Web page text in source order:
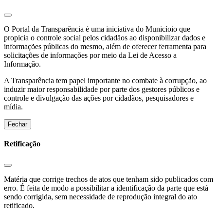
O Portal da Transparência é uma iniciativa do Municíoio que
propicia o controle social pelos cidadãos ao disponibilizar dados e
informações públicas do mesmo, além de oferecer ferramenta para
solicitações de informações por meio da Lei de Acesso a
Informação.
A Transparência tem papel importante no combate à corrupção, ao
induzir maior responsabilidade por parte dos gestores públicos e
controle e divulgação das ações por cidadãos, pesquisadores e
mídia.
Fechar
Retificação
Matéria que corrige trechos de atos que tenham sido publicados com
erro. É feita de modo a possibilitar a identificação da parte que está
sendo corrigida, sem necessidade de reprodução integral do ato
retificado.